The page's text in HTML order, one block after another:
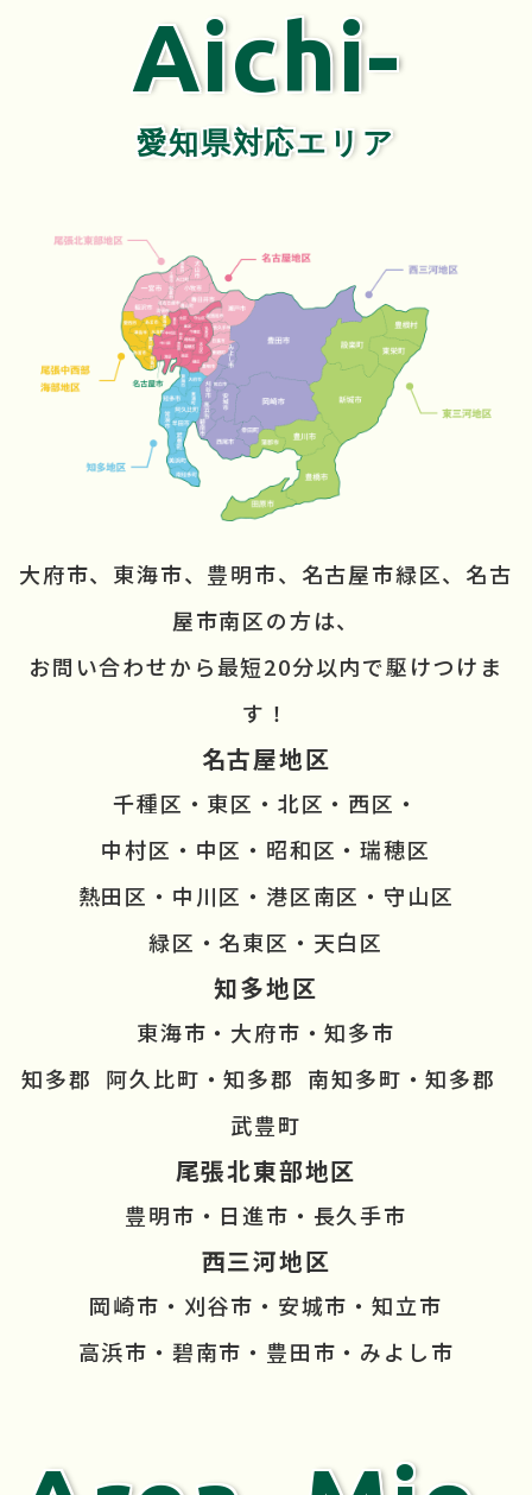
Aichi-
愛知県対応エリア
大府市、東海市、豊明市、名古屋市緑区、 名古
屋市南区の方は、
お問い合わせから最短20分以内で駆けつけま
す！
名古屋地区
千種区・東区・北区・西区・
中村区・中区・昭和区・瑞穂区
熱田区・中川区・港区南区・守山区
緑区・名東区・天白区
知多地区
東海市・大府市・知多市
知多郡  阿久比町・知多郡  南知多町・知多郡
武豊町
尾張北東部地区
豊明市・日進市・長久手市
西三河地区
岡崎市・刈谷市・安城市・知立市
高浜市・碧南市・豊田市・みよし市